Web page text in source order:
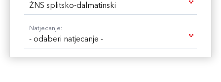
ŽNS splitsko-dalmatinski
Natjecanje:
- odaberi natjecanje -